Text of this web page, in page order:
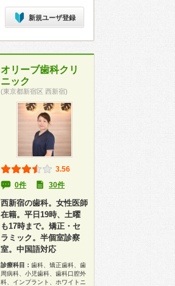
新規ユーザ登録
オリーブ歯科クリ
ニック
(東京都新宿区 西新宿)
3.56
0件
30件
西新宿の歯科。女性医師
在籍。平日19時、土曜
も17時まで。矯正・セ
ラミック。半個室診察
室。中国語対応
診療科目： 歯科、矯正歯科、歯
周病科、小児歯科、歯科口腔外
科、インプラント、ホワイトニ